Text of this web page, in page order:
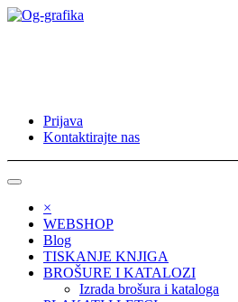
Prijava
Kontaktirajte nas
×
WEBSHOP
Blog
TISKANJE KNJIGA
BROŠURE I KATALOZI
Izrada brošura i kataloga